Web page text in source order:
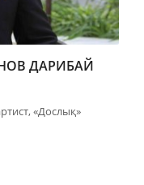
ДАРИБАЙ
«Дослық»